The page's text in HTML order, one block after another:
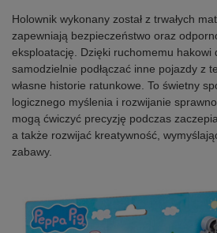
Holownik wykonany został z trwałych
zapewniają bezpieczeństwo oraz
eksploatację. Dzięki ruchomemu hakowi
samodzielnie podłączać inne pojazdy z
własne historie ratunkowe. To świetny
logicznego myślenia i rozwijanie
mogą ćwiczyć precyzję podczas
a także rozwijać kreatywność,
zabawy.